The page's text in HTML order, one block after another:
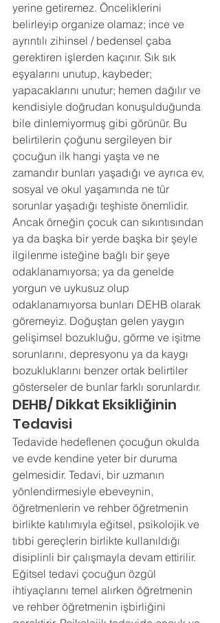
yerine getiremez. Önceliklerini
belirleyip organize olamaz; ince ve
ayrıntılı zihinsel / bedensel çaba
gerektiren işlerden kaçınır. Sık sık
eşyalarını unutup, kaybeder;
yapacaklarını unutur; hemen dağılır ve
kendisiyle doğrudan konuşulduğunda
bile dinlemiyormuş gibi görünür. Bu
belirtilerin çoğunu sergileyen bir
çocuğun ilk hangi yaşta ve ne
zamandır bunları yaşadığı ve ayrıca ev,
sosyal ve okul yaşamında ne tür
sorunlar yaşadığı teşhiste önemlidir.
Ancak örneğin çocuk can sıkıntısından
ya da başka bir yerde başka bir şeyle
ilgilenme isteğine bağlı bir şeye
odaklanamıyorsa; ya da genelde
yorgun ve uykusuz olup
odaklanamıyorsa bunları DEHB olarak
göremeyiz. Doğuştan gelen yaygın
gelişimsel bozukluğu, görme ve işitme
sorunlarını, depresyonu ya da kaygı
bozukluklarını benzer ortak belirtiler
gösterseler de bunlar farklı sorunlardır.
DEHB/ Dikkat Eksikliğinin
Tedavisi
Tedavide hedeflenen çocuğun okulda
ve evde kendine yeter bir duruma
gelmesidir. Tedavi, bir uzmanın
yönlendirmesiyle ebeveynin,
öğretmenlerin ve rehber öğretmenin
birlikte katılımıyla eğitsel, psikolojik ve
tıbbi gereçlerin birlikte kullanıldığı
disiplinli bir çalışmayla devam ettirilir.
Eğitsel tedavi çocuğun özgül
ihtiyaçlarını temel alırken öğretmenin
ve rehber öğretmenin işbirliğini